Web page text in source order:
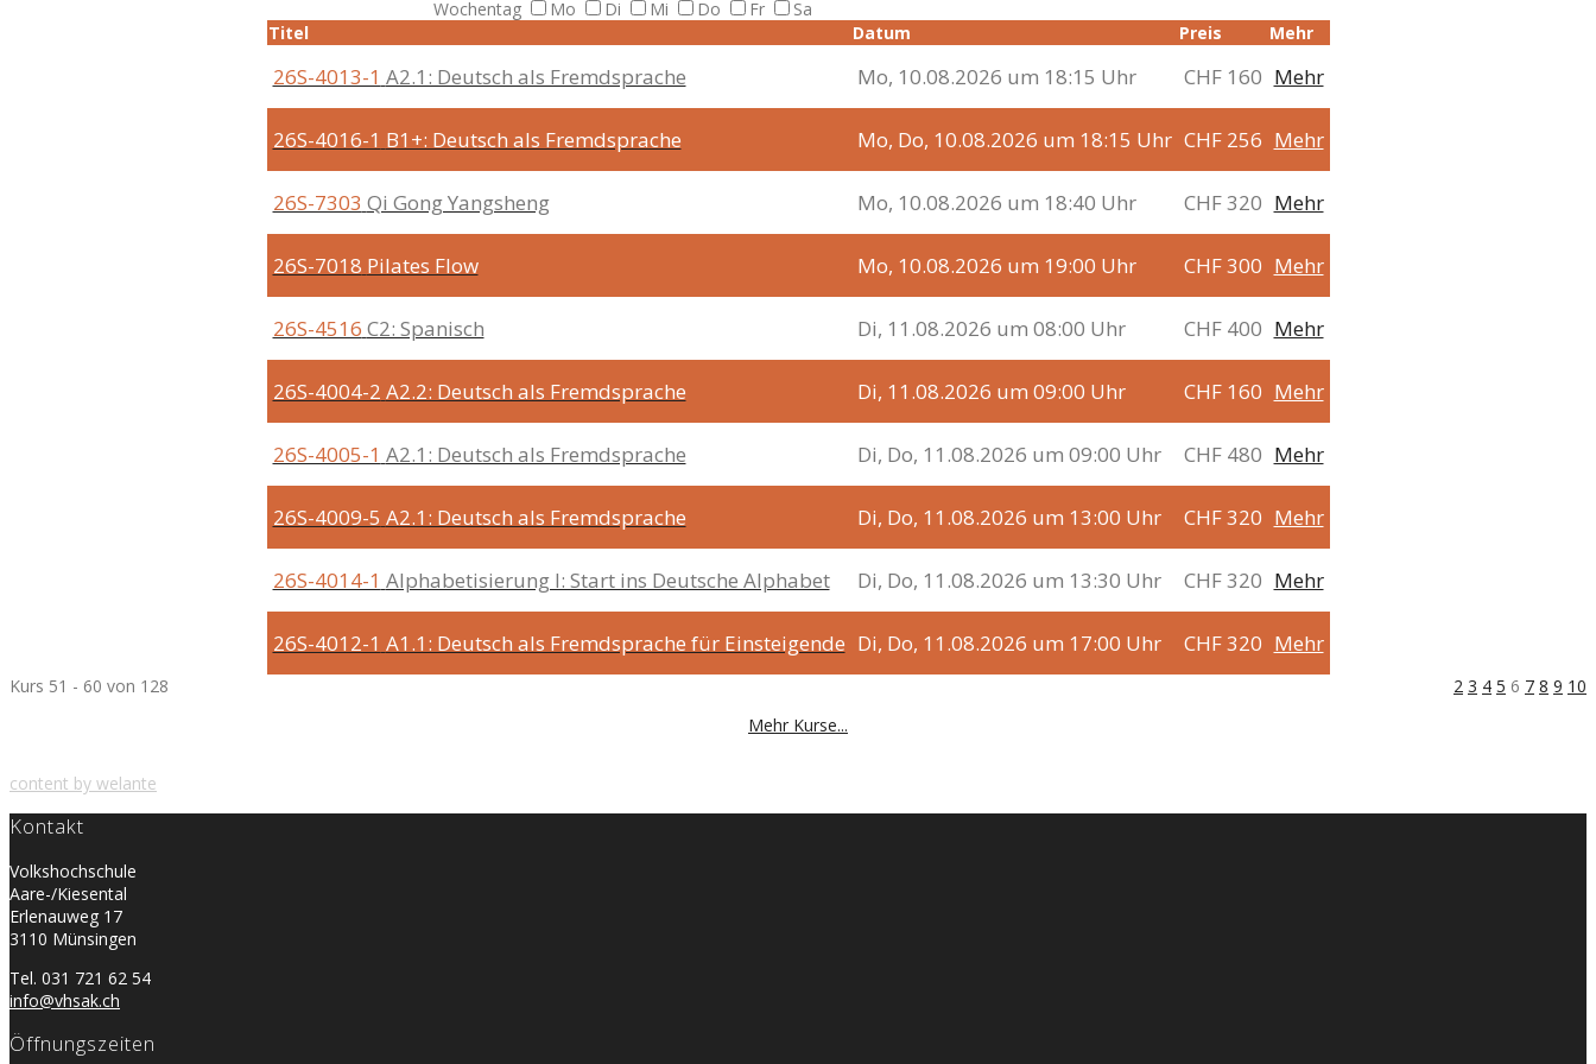
Wochentag
Mo Di Mi Do Fr Sa
Titel Datum Preis Mehr
26S-4013-1 A2.1: Deutsch als Fremdsprache Mo, 10.08.2026 um 18:15 Uhr CHF 160 Mehr
26S-4016-1 B1+: Deutsch als Fremdsprache Mo, Do, 10.08.2026 um 18:15 Uhr CHF 256 Mehr
26S-7303 Qi Gong Yangsheng Mo, 10.08.2026 um 18:40 Uhr CHF 320 Mehr
26S-7018 Pilates Flow Mo, 10.08.2026 um 19:00 Uhr CHF 300 Mehr
26S-4516 C2: Spanisch Di, 11.08.2026 um 08:00 Uhr CHF 400 Mehr
26S-4004-2 A2.2: Deutsch als Fremdsprache Di, 11.08.2026 um 09:00 Uhr CHF 160 Mehr
26S-4005-1 A2.1: Deutsch als Fremdsprache Di, Do, 11.08.2026 um 09:00 Uhr CHF 480 Mehr
26S-4009-5 A2.1: Deutsch als Fremdsprache Di, Do, 11.08.2026 um 13:00 Uhr CHF 320 Mehr
26S-4014-1 Alphabetisierung I: Start ins Deutsche Alphabet Di, Do, 11.08.2026 um 13:30 Uhr CHF 320 Mehr
26S-4012-1 A1.1: Deutsch als Fremdsprache für Einsteigende Di, Do, 11.08.2026 um 17:00 Uhr CHF 320 Mehr
Kurs 51 - 60 von 128 2 3 4 5 6 7 8 9 10
Mehr Kurse...
content by welante
Kontakt
Volkshochschule
Aare-/Kiesental
Erlenauweg 17
3110 Münsingen
Tel. 031 721 62 54
info@vhsak.ch
Öffnungszeiten